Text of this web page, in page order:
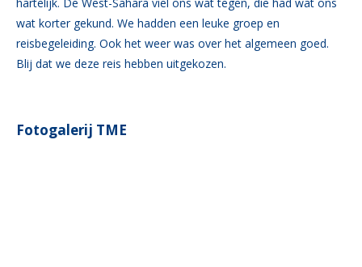
wat korter gekund. We hadden een leuke groep en
reisbegeleiding. Ook het weer was over het algemeen goed.
Blij dat we deze reis hebben uitgekozen.
Fotogalerij TME